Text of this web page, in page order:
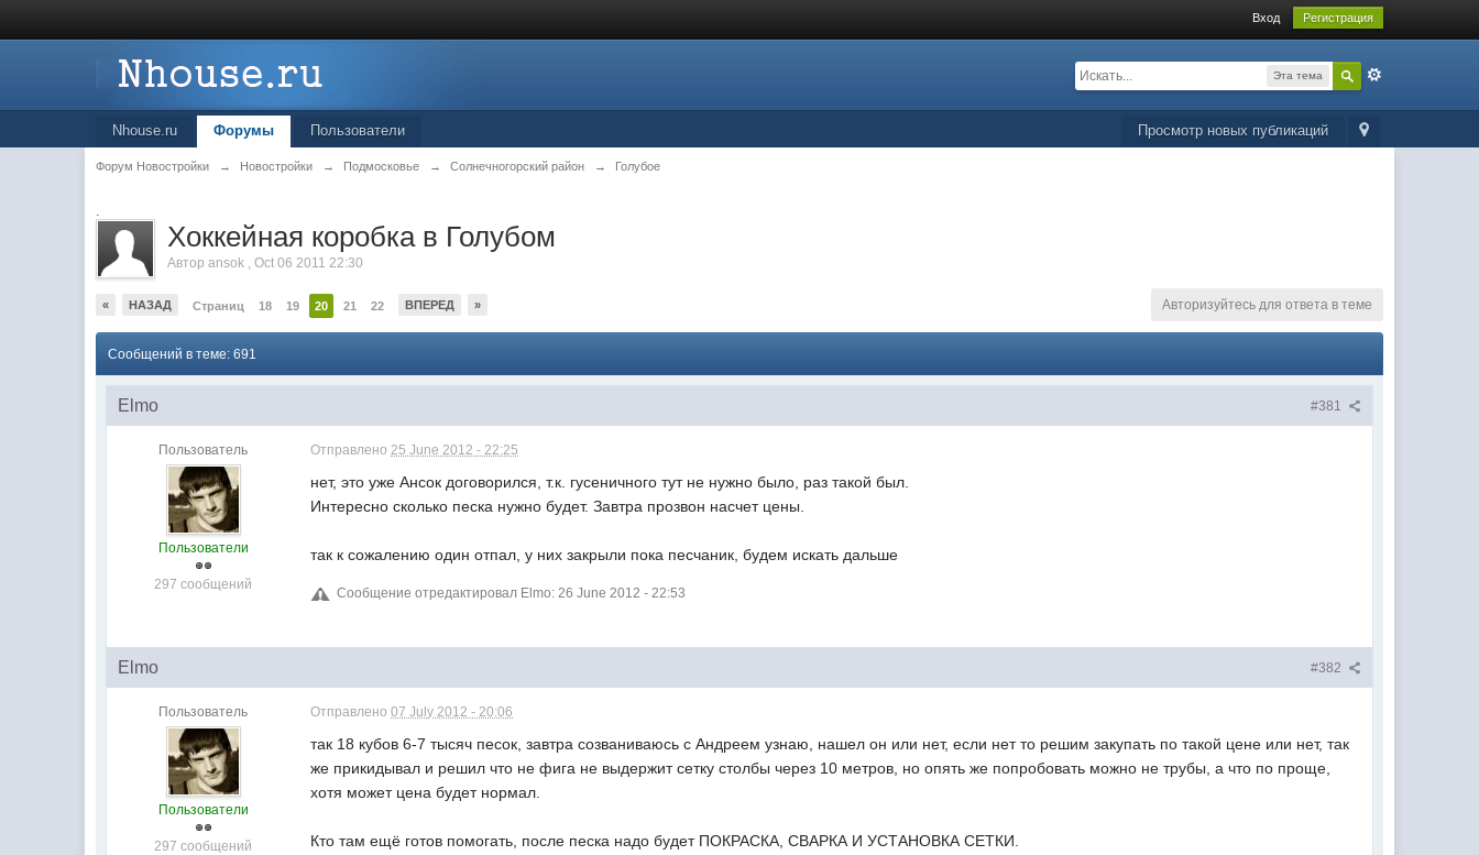
Вход Регистрация
Эта тема
Просмотр новых публикаций
Nhouse.ru Форумы Пользователи
Форум Новостройки → Новостройки → Подмосковье → Солнечногорский район → Голубое
.
Хоккейная коробка в Голубом
Авторansok ,Oct 06 2011 22:30
« НАЗАД Страниц 18 19 20 21 22 ВПЕРЕД » Авторизуйтесь для ответа в теме
Сообщений в теме: 691
#381
Elmo
Пользователь
Пользователи
297 сообщений
Отправлено25 June 2012 - 22:25
нет, это уже Ансок договорился, т.к. гусеничного тут не нужно было, раз такой был.
Интересно сколько песка нужно будет. Завтра прозвон насчет цены.
так к сожалению один отпал, у них закрыли пока песчаник, будем искать дальше
Сообщение отредактировал Elmo: 26 June 2012 - 22:53
#382
Elmo
Пользователь
Пользователи
297 сообщений
Отправлено07 July 2012 - 20:06
так 18 кубов 6-7 тысяч песок, завтра созваниваюсь с Андреем узнаю, нашел он или нет, если нет то решим закупать по такой цене или нет, так
же прикидывал и решил что не фига не выдержит сетку столбы через 10 метров, но опять же попробовать можно не трубы, а что по проще,
хотя может цена будет нормал.
Кто там ещё готов помогать, после песка надо будет ПОКРАСКА, СВАРКА И УСТАНОВКА СЕТКИ.